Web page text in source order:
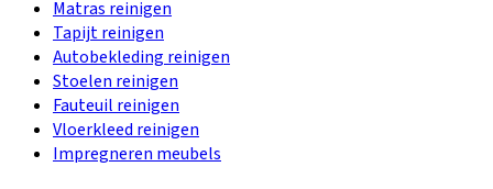
Matras reinigen
Tapijt reinigen
Autobekleding reinigen
Stoelen reinigen
Fauteuil reinigen
Vloerkleed reinigen
Impregneren meubels